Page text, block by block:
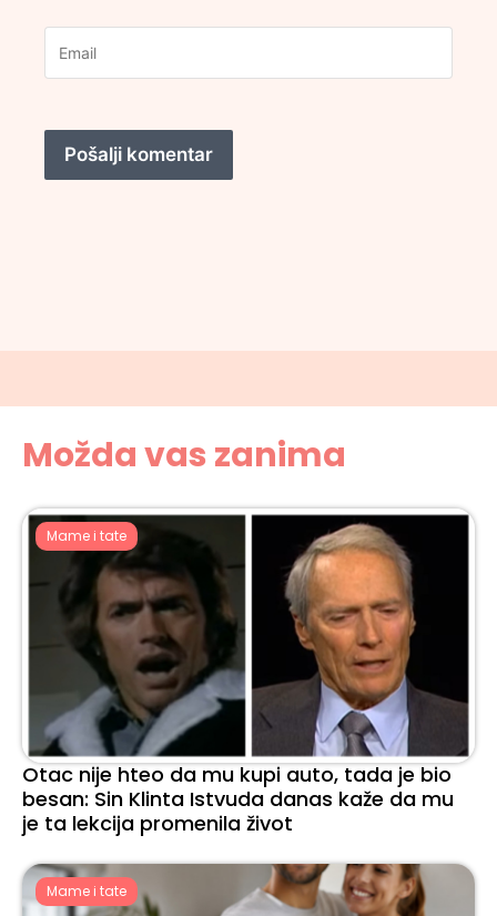
Možda vas zanima
Mame i tate
Otac nije hteo da mu kupi auto, tada je bio
besan: Sin Klinta Istvuda danas kaže da mu
je ta lekcija promenila život
Mame i tate